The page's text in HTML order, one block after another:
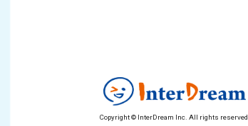
Copyright © InterDream Inc. All rights reserved.